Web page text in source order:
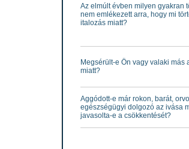
Az elmúlt évben milyen gyakran
nem emlékezett arra, hogy mi
italozás miatt?
Megsérült-e Ön vagy valaki más
miatt?
Aggódott-e már rokon, barát,
egészségügyi dolgozó az ivása
javasolta-e a csökkentését?